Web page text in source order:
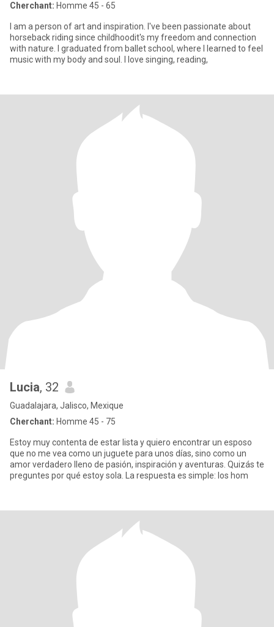
Cherchant: Homme 45 - 65
I am a person of art and inspiration. I've been passionate about
horseback riding since childhoodit's my freedom and connection
with nature. I graduated from ballet school, where I learned to feel
music with my body and soul. I love singing, reading,
Lucia, 32
Guadalajara, Jalisco, Mexique
Cherchant: Homme 45 - 75
Estoy muy contenta de estar lista y quiero encontrar un esposo
que no me vea como un juguete para unos días, sino como un
amor verdadero lleno de pasión, inspiración y aventuras. Quizás te
preguntes por qué estoy sola. La respuesta es simple: los hom